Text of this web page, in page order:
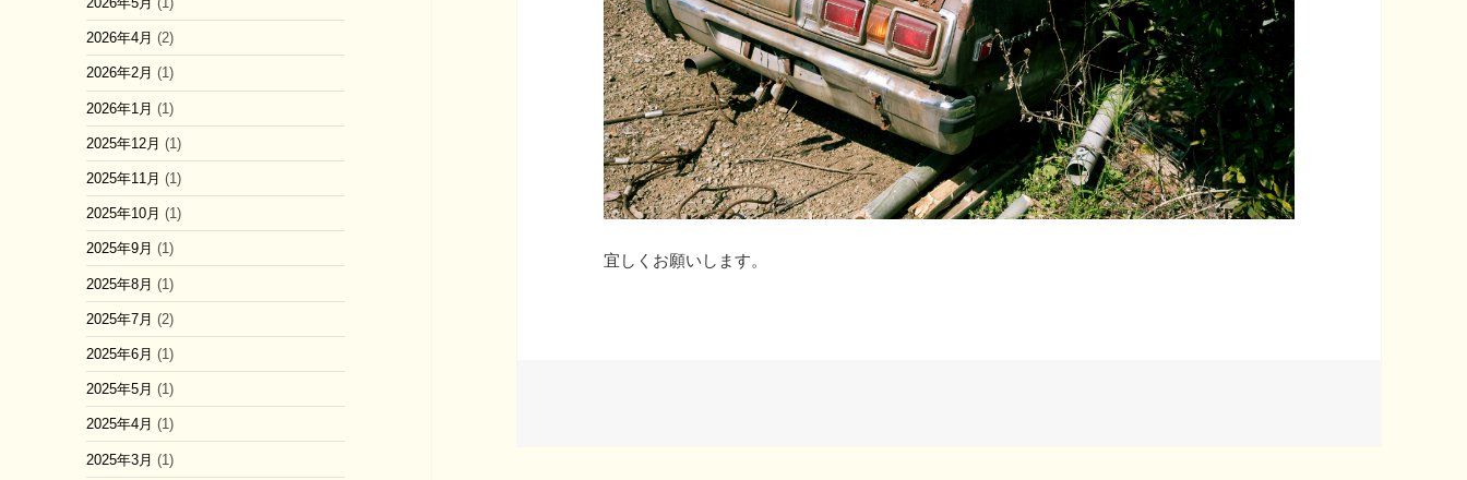
2026年4月 (2)
2026年2月 (1)
2026年1月 (1)
2025年12月 (1)
2025年11月 (1)
2025年10月 (1)
2025年9月 (1)
2025年8月 (1)
2025年7月 (2)
2025年6月 (1)
2025年5月 (1)
2025年4月 (1)
2025年3月 (1)
宜しくお願いします。